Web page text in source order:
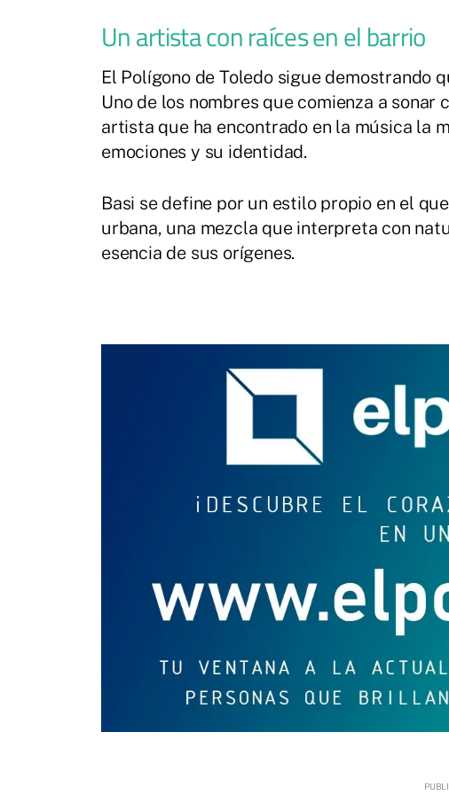
Un artista con raíces en el barrio
El Polígono de Toledo sigue demostrando
Uno de los nombres que comienza a
artista que ha encontrado en la música la
emociones y su identidad.
Basi se define por un estilo propio en el
urbana, una mezcla que interpreta con
esencia de sus orígenes.